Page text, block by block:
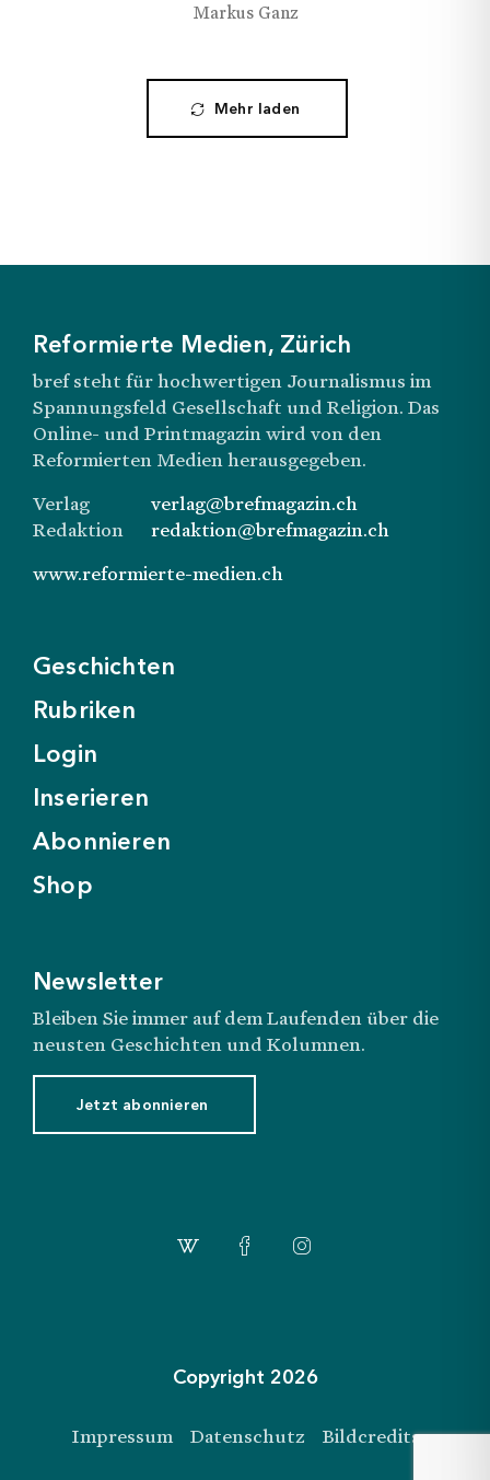
Markus Ganz
Mehr laden
Reformierte Medien, Zürich
bref steht für hochwertigen Journalismus im
Spannungsfeld Gesellschaft und Religion. Das
Online- und Printmagazin wird von den
Reformierten Medien herausgegeben.
Verlag
verlag@brefmagazin.ch
Redaktion
redaktion@brefmagazin.ch
www.reformierte-medien.ch
Geschichten
Rubriken
Login
Inserieren
Abonnieren
Shop
Newsletter
Bleiben Sie immer auf dem Laufenden über die
neusten Geschichten und Kolumnen.
Jetzt abonnieren
Copyright 2026
Impressum Datenschutz Bildcredits